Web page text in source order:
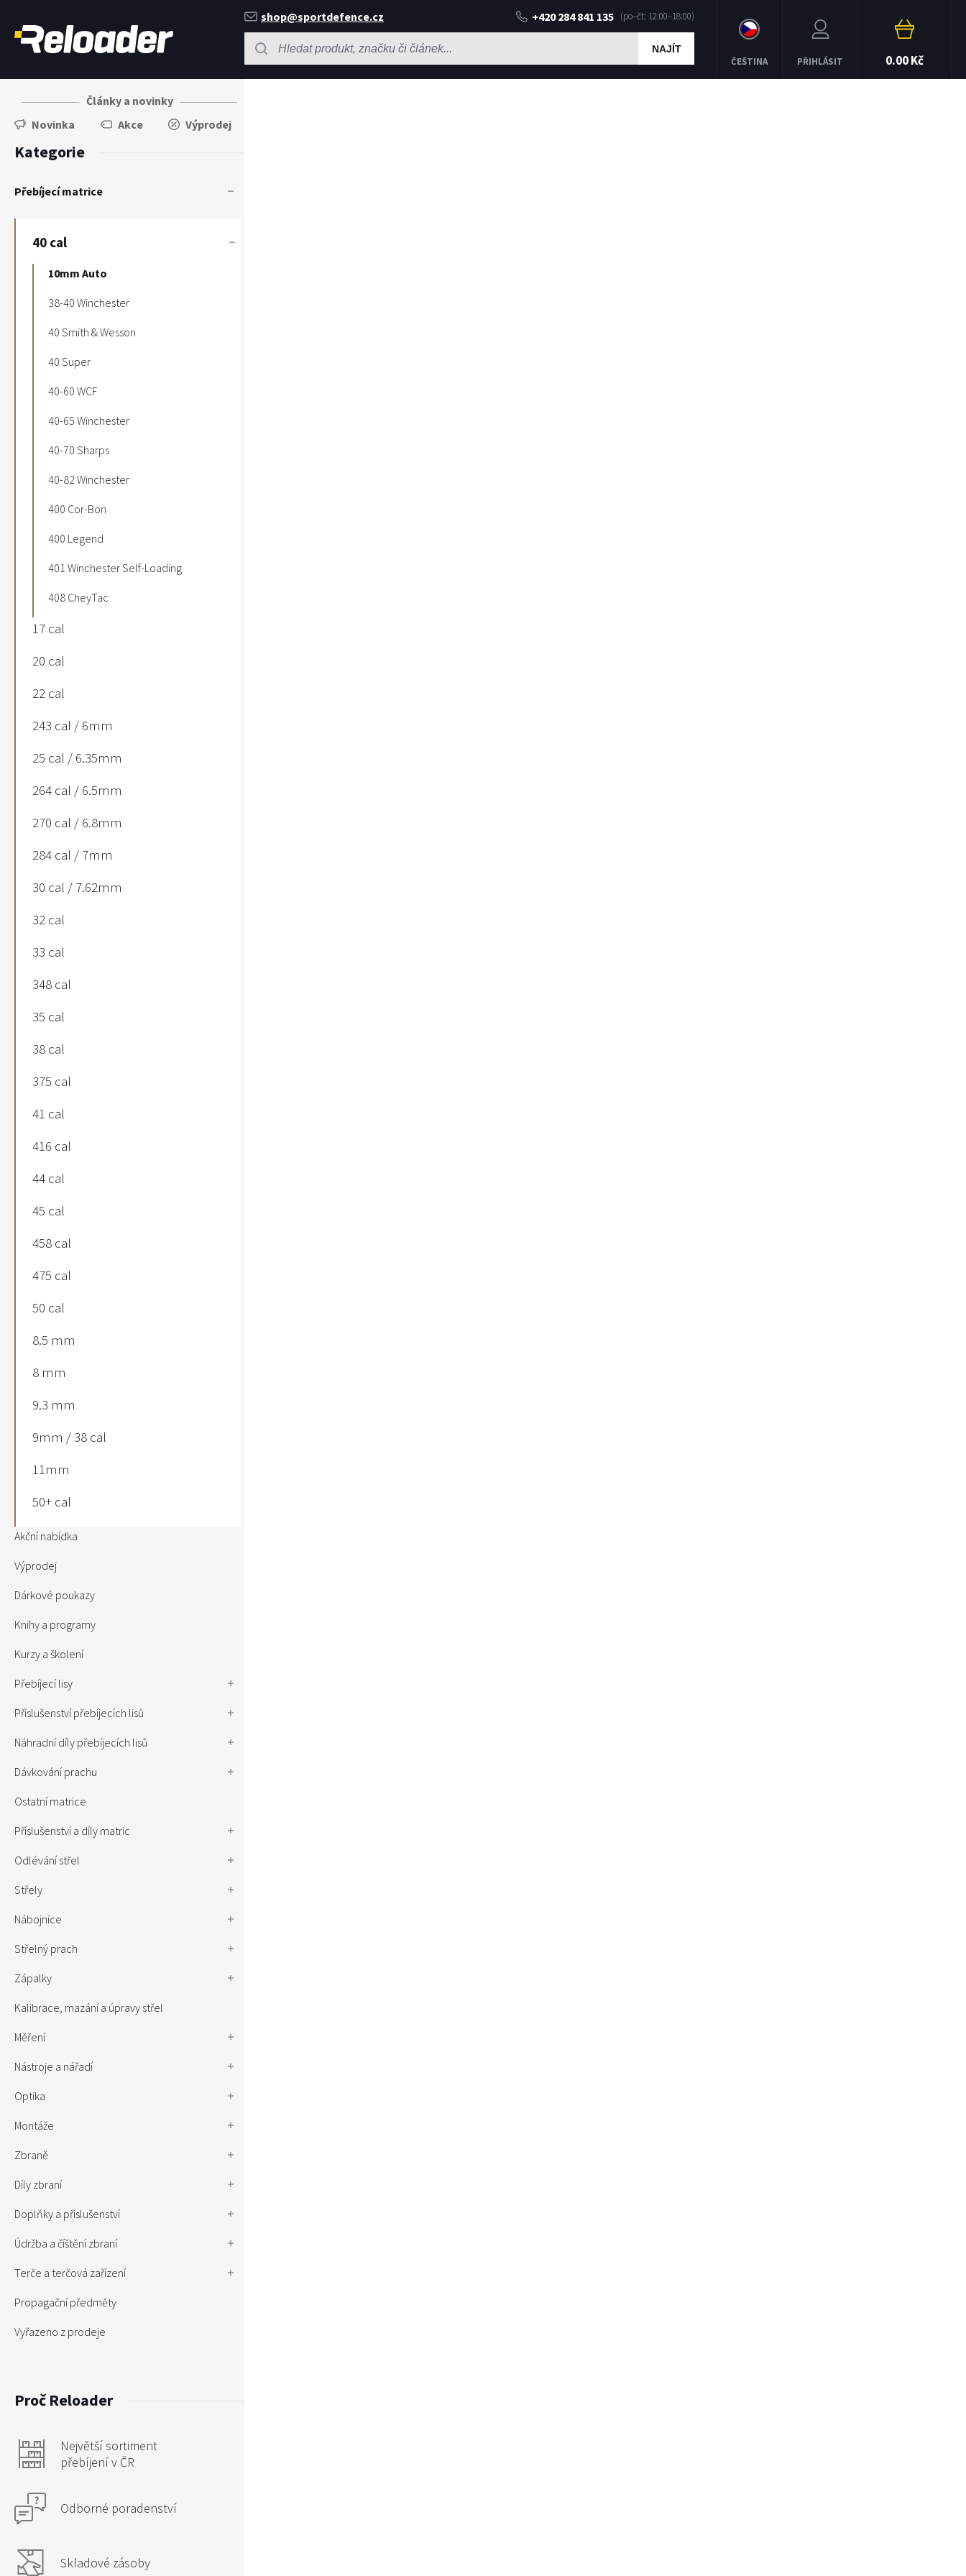
shop@sportdefence.cz +420 284 841 135
NAJÍT
ČEŠTINA PŘIHLÁSIT 0.00 Kč
Články a novinky
Novinka
Akce Výprodej
Kategorie
Přebíjecí matrice
40 cal
10mm Auto
38-40 Winchester
40 Smith & Wesson
40 Super
40-60 WCF
40-65 Winchester
40-70 Sharps
40-82 Winchester
400 Cor-Bon
400 Legend
401 Winchester Self-Loading
408 CheyTac
17 cal
20 cal
22 cal
243 cal / 6mm
25 cal / 6.35mm
264 cal / 6.5mm
270 cal / 6.8mm
284 cal / 7mm
30 cal / 7.62mm
32 cal
33 cal
348 cal
35 cal
38 cal
375 cal
41 cal
416 cal
44 cal
45 cal
458 cal
475 cal
50 cal
8.5 mm
8 mm
9.3 mm
9mm / 38 cal
11mm
50+ cal
Akční nabídka
Výprodej
Dárkové poukazy
Knihy a programy
Kurzy a školení
Přebíjecí lisy
Příslušenství přebíjecích lisů
Náhradní díly přebíjecích lisů
Dávkování prachu
Ostatní matrice
Příslušenství a díly matric
Odlévání střel
Střely
Nábojnice
Střelný prach
Zápalky
Kalibrace, mazání a úpravy střel
Měření
Nástroje a nářadí
Optika
Montáže
Zbraně
Díly zbraní
Doplňky a příslušenství
Údržba a číštění zbraní
Terče a terčová zařízení
Propagační předměty
Vyřazeno z prodeje
Proč Reloader
Největší sortiment
přebíjení v ČR
Odborné poradenství
Skladové zásoby